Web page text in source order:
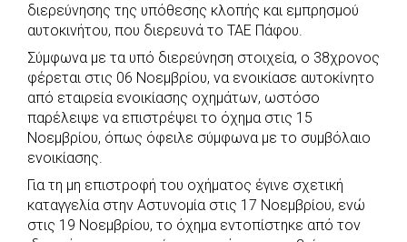
διερεύνησης της υπόθεσης κλοπής και εμπρησμού
αυτοκινήτου, που διερευνά το ΤΑΕ Πάφου.
Σύμφωνα με τα υπό διερεύνηση στοιχεία, ο 38χρονος
φέρεται στις 06 Νοεμβρίου, να ενοικίασε αυτοκίνητο
από εταιρεία ενοικίασης οχημάτων, ωστόσο
παρέλειψε να επιστρέψει το όχημα στις 15
Νοεμβρίου, όπως όφειλε σύμφωνα με το συμβόλαιο
ενοικίασης.
Για τη μη επιστροφή του οχήματος έγινε σχετική
καταγγελία στην Αστυνομία στις 17 Νοεμβρίου, ενώ
στις 19 Νοεμβρίου, το όχημα εντοπίστηκε από τον